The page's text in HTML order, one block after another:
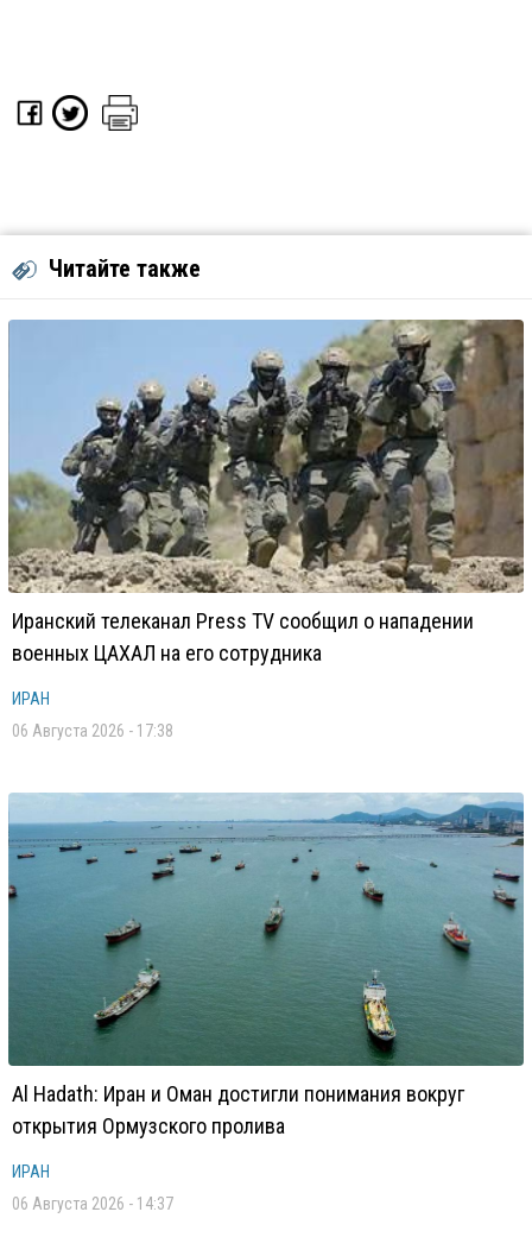
Читайте также
Иранский телеканал Press TV сообщил о нападении
военных ЦАХАЛ на его сотрудника
ИРАН
06 Августа 2026 - 17:38
Al Hadath: Иран и Оман достигли понимания вокруг
открытия Ормузского пролива
ИРАН
06 Августа 2026 - 14:37